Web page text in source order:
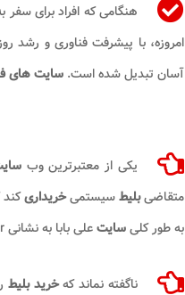
هنگامی که افراد برای سفر
امروزه، با پیشرفت فناوری و رشد
آسان تبدیل شده است. سایت های
یکی از معتبرترین وب
متقاضیبلیطسیستمیخریداری
به طور کلیسایتعلی بابا به نشانی alibaba.ir می تواند بهترین گزینه برای مقایسه و
ناگفته نماند کهخرید بلیط